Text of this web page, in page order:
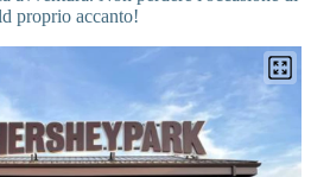
proprio accanto!